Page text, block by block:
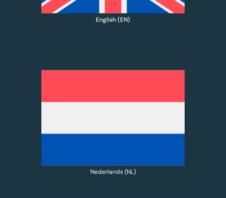
English (EN)
Nederlands (NL)